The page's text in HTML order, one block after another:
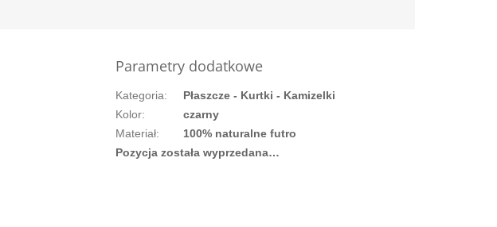
Parametry dodatkowe
Kategoria:
Płaszcze - Kurtki - Kamizelki
Kolor:
czarny
Materiał:
100% naturalne futro
Pozycja została wyprzedana…